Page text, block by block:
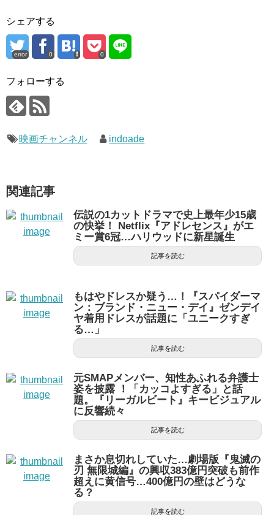
シェアする
error 0 0
フォローする
映画チャンネル indoade
関連記事
伝説の1カットドラマで史上最年少15歳
の快挙！ Netflix『アドレセンス』がエ
ミー賞6冠…ハリウッドに新星誕生
記事を読む
もはやドレスか疑う…！『スパイダーマ
ン：ブランド・ニュー・デイ』ゼンデイ
ヤ着用ドレスが話題に「ユニークすぎ
る…」
記事を読む
元SMAPメンバー、知性あふれる弁護士
姿を披露 ！「カッコよすぎる」と話
題。『リーガルビート』キービジュアル
に反響続々
記事を読む
まさか息切れしていた…劇場版『鬼滅の
刃 無限城編』の興収383億円突破も前作
超えに黄信号…400億円の壁はどうな
る？
記事を読む